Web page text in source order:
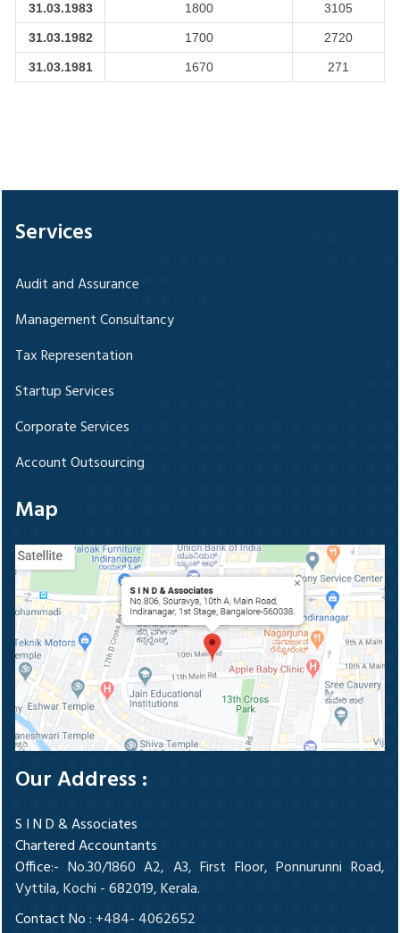
31.03.1983 1800 3105
31.03.1982 1700 2720
31.03.1981 1670 271
Services
Audit and Assurance
Management Consultancy
Tax Representation
Startup Services
Corporate Services
Account Outsourcing
Map
Our Address :
S I N D & Associates
Chartered Accountants
Office:- No.30/1860 A2, A3, First Floor, Ponnurunni Road,
Vyttila, Kochi - 682019, Kerala.
Contact No : +484- 4062652